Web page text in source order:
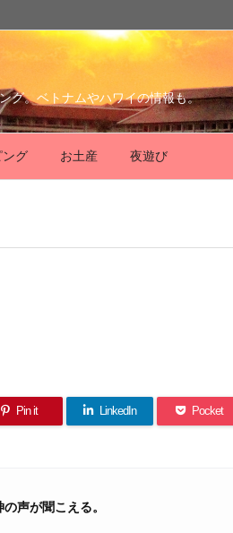
グ。ベトナムやハワイの情報も。
ング お土産 夜遊び
Pin it LinkedIn Pocket
声が聞こえる。